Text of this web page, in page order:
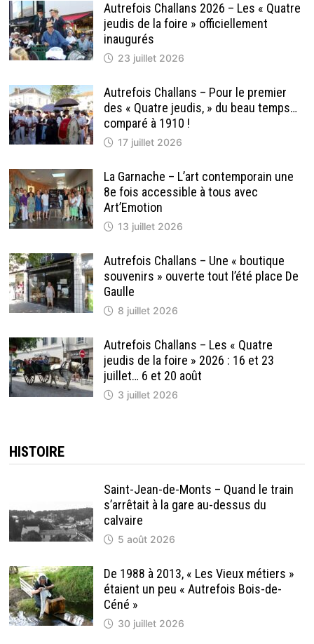
Autrefois Challans 2026 – Les « Quatre
jeudis de la foire » officiellement
inaugurés
23 juillet 2026
Autrefois Challans – Pour le premier
des « Quatre jeudis, » du beau temps…
comparé à 1910 !
17 juillet 2026
La Garnache – L’art contemporain une
8e fois accessible à tous avec
Art’Emotion
13 juillet 2026
Autrefois Challans – Une « boutique
souvenirs » ouverte tout l’été place De
Gaulle
8 juillet 2026
Autrefois Challans – Les « Quatre
jeudis de la foire » 2026 : 16 et 23
juillet… 6 et 20 août
3 juillet 2026
HISTOIRE
Saint-Jean-de-Monts – Quand le train
s’arrêtait à la gare au-dessus du
calvaire
5 août 2026
De 1988 à 2013, « Les Vieux métiers »
étaient un peu « Autrefois Bois-de-
Céné »
30 juillet 2026